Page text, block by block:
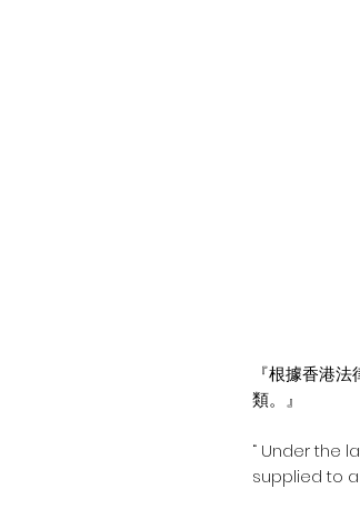
『根據香港
類。』
“ Under the
supplied to